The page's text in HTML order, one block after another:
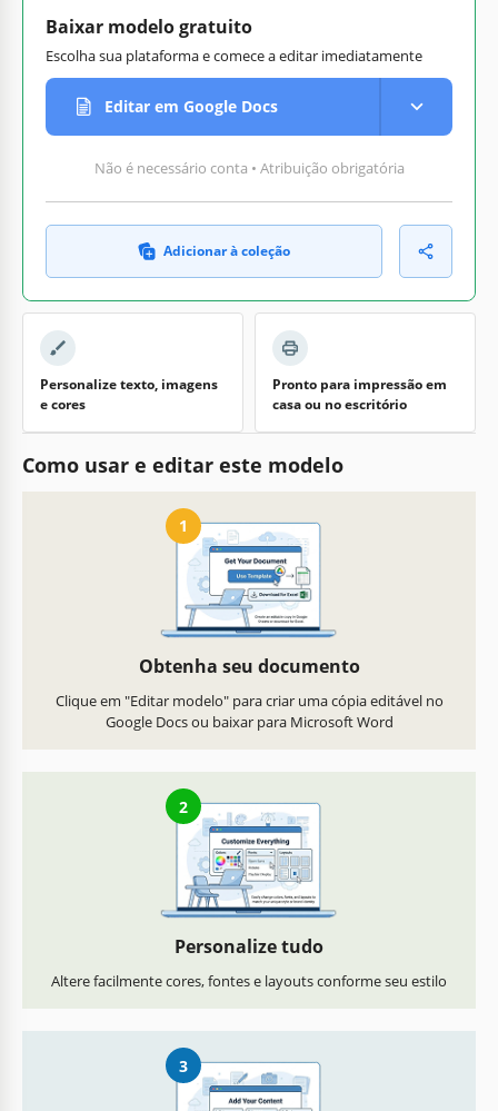
Baixar modelo gratuito
Escolha sua plataforma e comece a editar imediatamente
Editar em Google Docs
Não é necessário conta • Atribuição obrigatória
Adicionar à coleção
Personalize texto, imagens
e cores
Pronto para impressão em
casa ou no escritório
Como usar e editar este modelo
1
Obtenha seu documento
Clique em "Editar modelo" para criar uma cópia editável no
Google Docs ou baixar para Microsoft Word
2
Personalize tudo
Altere facilmente cores, fontes e layouts conforme seu estilo
3